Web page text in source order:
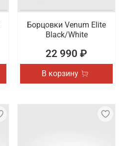
Борцовки Venum Elite
Black/White
22 990 ₽
В корзину